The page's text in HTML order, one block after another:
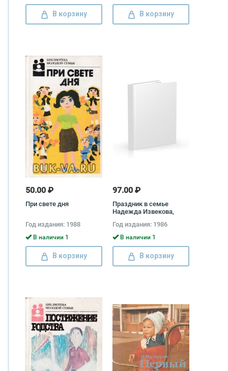
В корзину В корзину
50.00 ₽
При свете дня
Год издания: 1988
В наличии 1
В корзину
97.00 ₽
Праздник в семье
Надежда Извекова,
Год издания: 1986
В наличии 1
В корзину